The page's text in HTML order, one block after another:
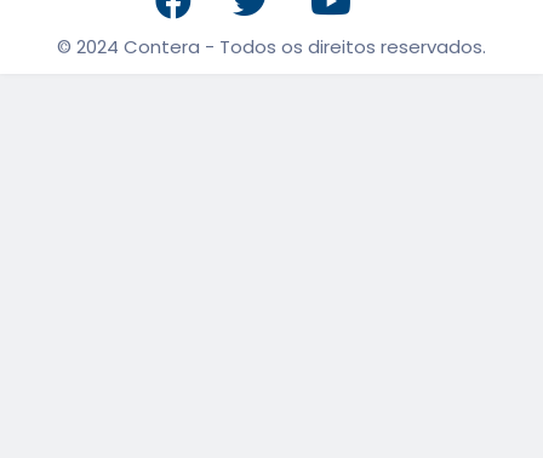
© 2024 Contera - Todos os direitos reservados.